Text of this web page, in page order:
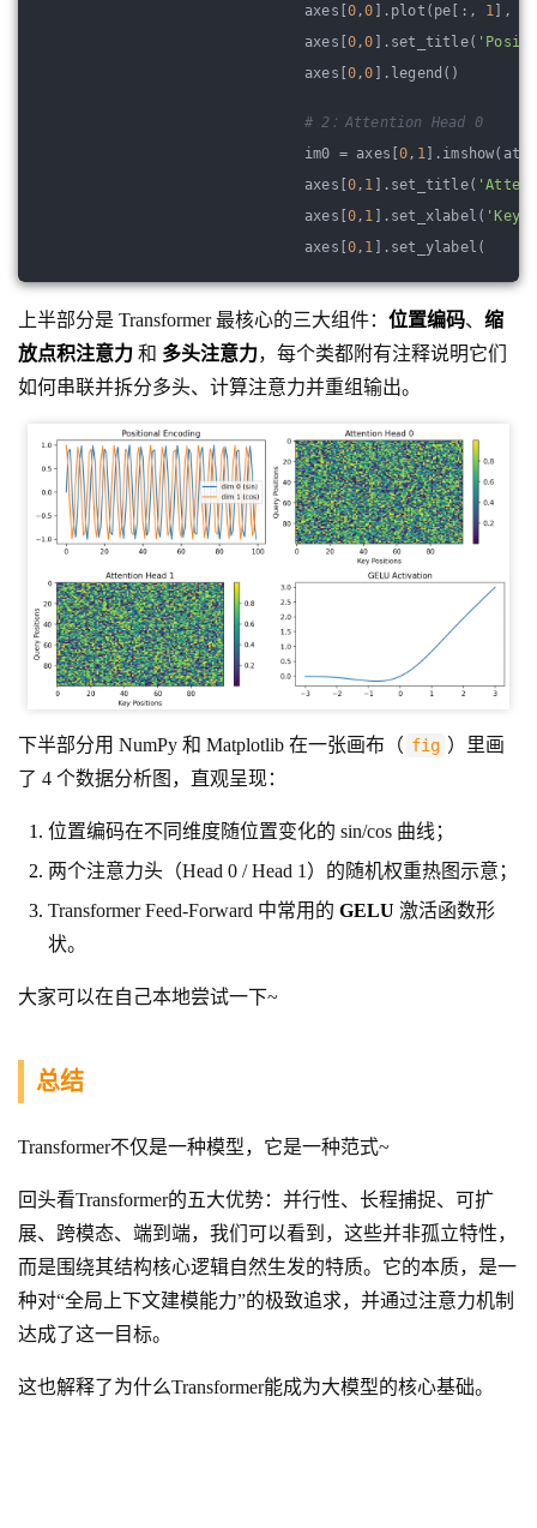
axes[0,0 ].plot(pe[:, 1 ],
axes[0,0 ].set_title(
axes[0,0 ].legend()
# 2：Attention Head 0
im0 = axes[0, 1
axes[0, 1 ].set_title(
axes[0, 1 ].set_xlabel( 'Key
axes[0, 1 ].set_ylabel(
上半部分是 Transformer 最核心的三大组件： 位置编码、 缩
放点积注意力 和 多头注意力，每个类都附有注释说明它们
如何串联并拆分多头、计算注意力并重组输出。
下半部分用 NumPy 和 Matplotlib 在一张画布（ fig ）里画
了 4 个数据分析图，直观呈现：
位置编码在不同维度随位置变化的 sin/cos 曲线；
两个注意力头（Head 0 / Head 1）的随机权重热图示意；
Transformer Feed-Forward 中常用的 GELU 激活函数形
状。
大家可以在自己本地尝试一下~
总结
Transformer不仅是一种模型，它是一种范式~
回头看Transformer的五大优势：并行性、长程捕捉、可扩
展、跨模态、端到端，我们可以看到，这些并非孤立特性，
而是围绕其结构核心逻辑自然生发的特质。它的本质，是一
种对“全局上下文建模能力”的极致追求，并通过注意力机制
达成了这一目标。
这也解释了为什么Transformer能成为大模型的核心基础。